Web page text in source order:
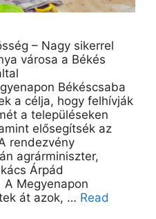
– Nagy sikerrel
városa a Békés
Békéscsaba
a célja, hogy felhívják
a településeken
elősegítsék az
rendezvény
agrárminiszter,
Árpád
Megyenapon
át azok, … Read